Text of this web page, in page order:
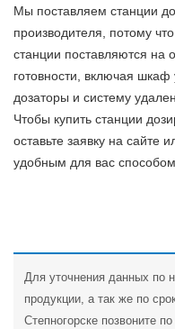
Мы поставляем станции
производителя, потому
станции поставляются на
готовности, включая
дозаторы и систему
Чтобы купить станции
оставьте заявку на сайте
удобным для вас способом.
Для уточнения данных по
продукции, а так же по
Степногорске позвоните по